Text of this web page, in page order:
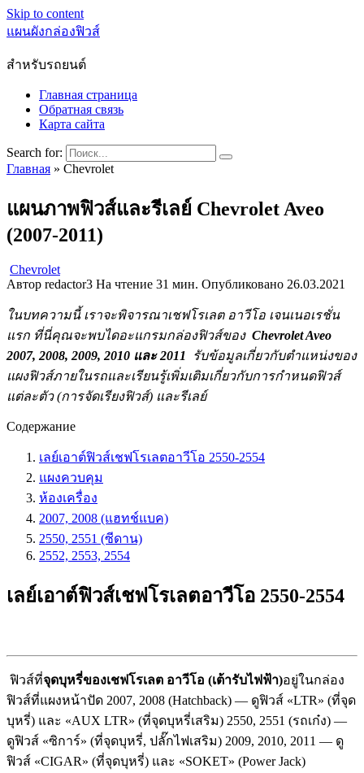
Skip to content
แผนผังกล่องฟิวส์
สำหรับรถยนต์
Главная страница
Обратная связь
Карта сайта
Search for:
Главная » Chevrolet
แผนภาพฟิวส์และรีเลย์ Chevrolet Aveo
(2007-2011)
Chevrolet
Автор redactor3 На чтение 31 мин. Опубликовано 26.03.2021
ในบทความนี้ เราจะพิจารณาเชฟโรเลต อาวีโอ เจนเนอเรชั่น
แรก ที่นี่คุณจะพบไดอะแกรมกล่องฟิวส์ของ Chevrolet Aveo
2007, 2008, 2009, 2010 และ 2011 รับข้อมูลเกี่ยวกับตำแหน่งของ
แผงฟิวส์ภายในรถและเรียนรู้เพิ่มเติมเกี่ยวกับการกำหนดฟิวส์
แต่ละตัว (การจัดเรียงฟิวส์) และรีเลย์
Содержание
เลย์เอาต์ฟิวส์เชฟโรเลตอาวีโอ 2550-2554
แผงควบคุม
ห้องเครื่อง
2007, 2008 (แฮทช์แบค)
2550, 2551 (ซีดาน)
2552, 2553, 2554
เลย์เอาต์ฟิวส์เชฟโรเลตอาวีโอ 2550-2554
ฟิวส์ที่จุดบุหรี่ของเชฟโรเลต อาวีโอ (เต้ารับไฟฟ้า)อยู่ในกล่อง
ฟิวส์ที่แผงหน้าปัด 2007, 2008 (Hatchback) — ดูฟิวส์ «LTR» (ที่จุด
บุหรี่) และ «AUX LTR» (ที่จุดบุหรี่เสริม) 2550, 2551 (รถเก๋ง) —
ดูฟิวส์ «ซิการ์» (ที่จุดบุหรี่, ปลั๊กไฟเสริม) 2009, 2010, 2011 — ดู
ฟิวส์ «CIGAR» (ที่จุดบุหรี่) และ «SOKET» (Power Jack)